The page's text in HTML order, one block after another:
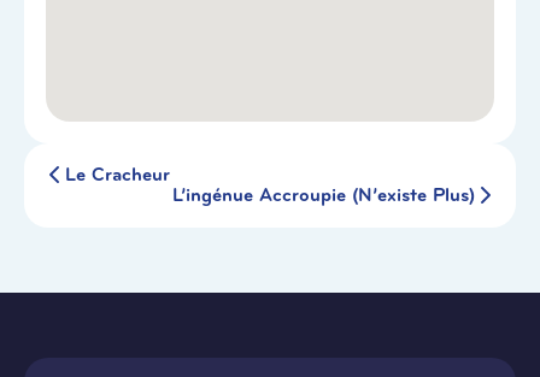
Le Cracheur
L’ingénue Accroupie (N’existe Plus)